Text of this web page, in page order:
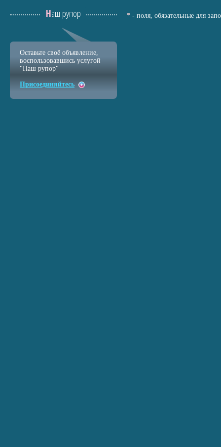
* - поля, обязательные для
Наш рупор
Оставьте своё объявление,
воспользовавшись услугой
"Наш рупор"
Присоединяйтесь